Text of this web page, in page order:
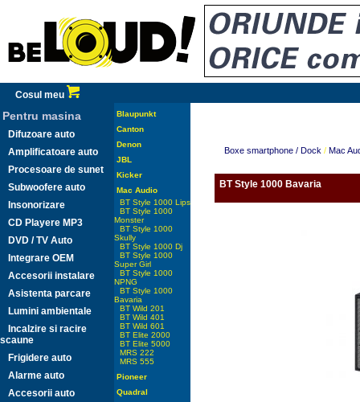
Cosul meu
Pentru masina
Difuzoare auto
Amplificatoare auto
Procesoare de sunet
Subwoofere auto
Insonorizare
CD Playere MP3
DVD / TV Auto
Integrare OEM
Accesorii instalare
Asistenta parcare
Lumini ambientale
Incalzire si racire
scaune
Frigidere auto
Alarme auto
Accesorii auto
Blaupunkt
Canton
Denon
JBL
Kicker
Mac Audio
BT Style 1000 Lips
BT Style 1000
Monster
BT Style 1000
Skully
BT Style 1000 Dj
BT Style 1000
Super Girl
BT Style 1000
NPNG
BT Style 1000
Bavaria
BT Wild 201
BT Wild 401
BT Wild 601
BT Elite 2000
BT Elite 5000
MRS 222
MRS 555
Pioneer
Quadral
Boxe smartphone / Dock / Mac
BT Style 1000 Bavaria